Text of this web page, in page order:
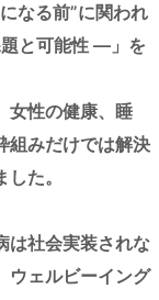
なる前”に関われ
と可能性 ―」を
女性の健康、睡
組みだけでは解決
た。
は社会実装されな
ウェルビーイング